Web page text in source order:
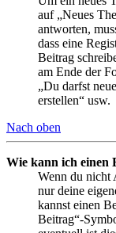
auf „Neues
antworten,
dass eine
Beitrag
am Ende der
„Du darfst
erstellen“ usw.
Nach oben
Wie kann ich einen
Wenn du nicht
nur deine
kannst einen
Beitrag“-